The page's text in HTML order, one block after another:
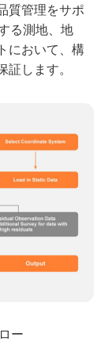
質管理をサポ
る測地、地
において、構
します。
ー